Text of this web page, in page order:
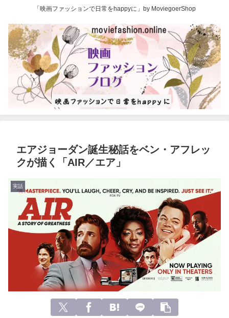
「映画ファッションで日常をhappyに」by MoviegoerShop
エアジョーダン誕生秘話をベン・アフレッ
クが描く「AIR／エア」
実話